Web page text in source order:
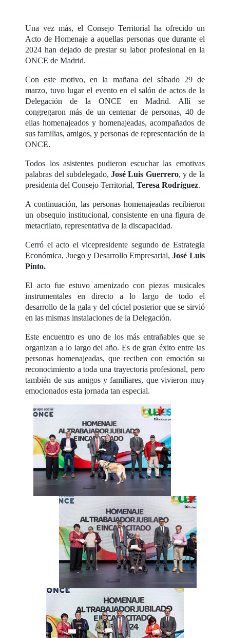
Una vez más, el Consejo Territorial ha ofrecido un
Acto de Homenaje a aquellas personas que durante el
2024 han dejado de prestar su labor profesional en la
ONCE de Madrid.
Con este motivo, en la mañana del sábado 29 de
marzo, tuvo lugar el evento en el salón de actos de la
Delegación de la ONCE en Madrid. Allí se
congregaron más de un centenar de personas, 40 de
ellas homenajeados y homenajeadas, acompañados de
sus familias, amigos, y personas de representación de la
ONCE.
Todos los asistentes pudieron escuchar las emotivas
palabras del subdelegado,José Luis Guerrero, y de la
presidenta del Consejo Territorial,Teresa Rodríguez.
A continuación, las personas homenajeadas recibieron
un obsequio institucional, consistente en una figura de
metacrilato, representativa de la discapacidad.
Cerró el acto el vicepresidente segundo de Estrategia
Económica, Juego y Desarrollo Empresarial,José Luis
Pinto.
El acto fue estuvo amenizado con piezas musicales
instrumentales en directo a lo largo de todo el
desarrollo de la gala y del cóctel posterior que se sirvió
en las mismas instalaciones de la Delegación.
Este encuentro es uno de los más entrañables que se
organizan a lo largo del año. Es de gran éxito entre las
personas homenajeadas, que reciben con emoción su
reconocimiento a toda una trayectoria profesional, pero
también de sus amigos y familiares, que vivieron muy
emocionados esta jornada tan especial.